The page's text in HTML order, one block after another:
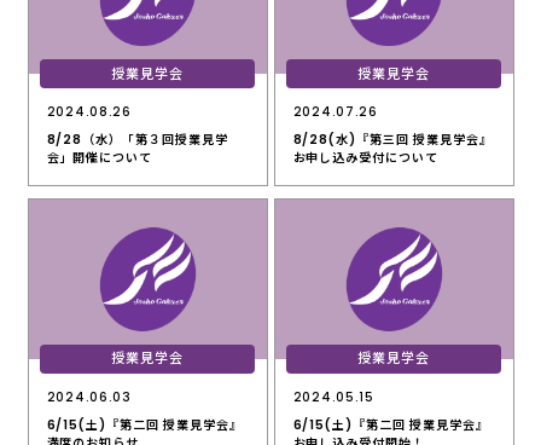
2024.08.26
授業見学会
8/28（水）「第３回授業見学
会」開催について
2024.07.26
授業見学会
8/28(水)『第三回 授業見学会』
お申し込み受付について
2024.06.03
授業見学会
6/15(土)『第二回 授業見学会』
2024.05.15
授業見学会
6/15(土)『第二回 授業見学会』